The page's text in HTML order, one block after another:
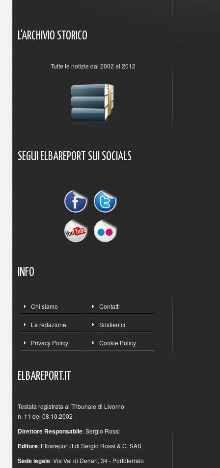
L'ARCHIVIO STORICO
Tutte le notizie dal 2002 al 2012
SEGUI ELBAREPORT SUI SOCIALS
INFO
Chi siamo Contatti
La redazione Sostienici
Privacy Policy Cookie Policy
ELBAREPORT.IT
Testata registrata al Tribunale di Livorno
n. 11 del 08.10.2002
Direttore Responsabile: Sergio Rossi
Editore: Elbareport.it di Sergio Rossi & C. SAS
Sede legale: Via Val di Denari, 34 - Portoferraio